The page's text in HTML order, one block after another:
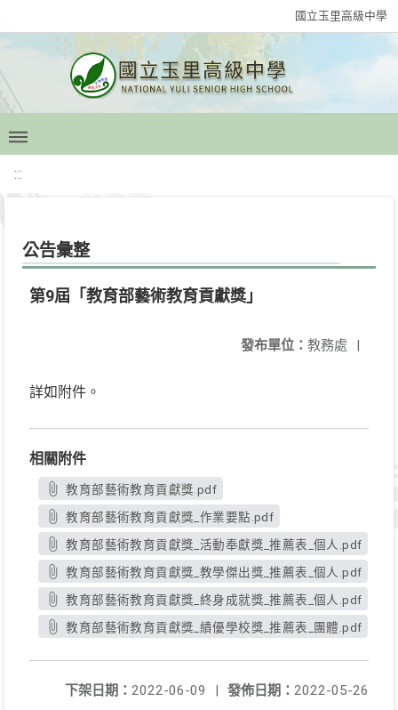
國立玉里高級中學
:::
公告彙整
第9屆「教育部藝術教育貢獻獎」
發布單位： 教務處 |
詳如附件。
相關附件
教育部藝術教育貢獻獎.pdf
教育部藝術教育貢獻獎_作業要點.pdf
教育部藝術教育貢獻獎_活動奉獻獎_推薦表_個人.pdf
教育部藝術教育貢獻獎_教學傑出獎_推薦表_個人.pdf
教育部藝術教育貢獻獎_終身成就獎_推薦表_個人.pdf
教育部藝術教育貢獻獎_績優學校獎_推薦表_團體.pdf
發佈日期： 2022-05-26
下架日期： 2022-06-09
|